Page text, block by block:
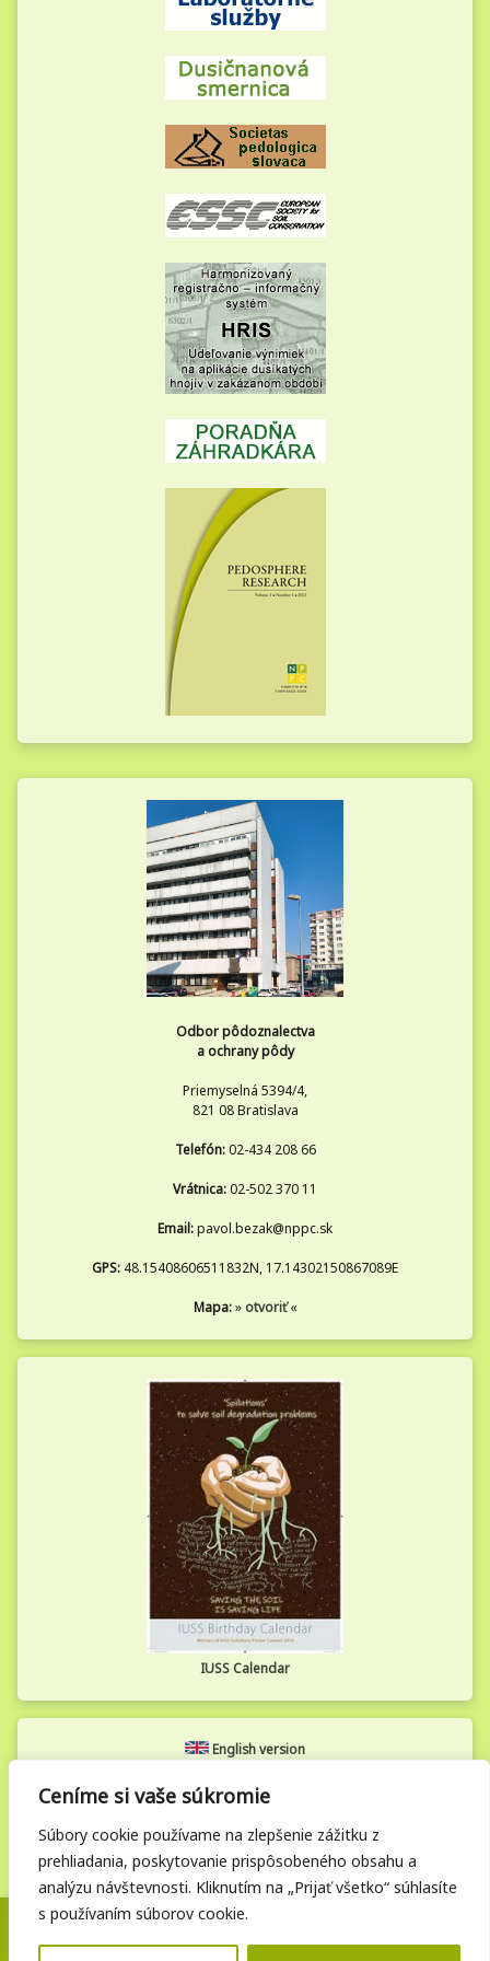
Ceníme si vaše súkromie
Súbory cookie používame na zlepšenie zážitku z
prehliadania, poskytovanie prispôsobeného obsahu a
analýzu návštevnosti. Kliknutím na „Prijať všetko“ súhlasíte
s používaním súborov cookie.
Odbor pôdoznalectva
a ochrany pôdy
Priemyselná 5394/4,
821 08 Bratislava
Telefón:02-434 208 66
Vrátnica:02-502 370 11
Email:pavol.bezak@nppc.sk
GPS: 48.15408606511832N, 17.14302150867089E
Mapa:» otvoriť«
IUSS Calendar
English version
Zamestnanecká zóna
Posledná aktualizácia: 05. 12. 2025 | © Vupop.sk. Všetky práva